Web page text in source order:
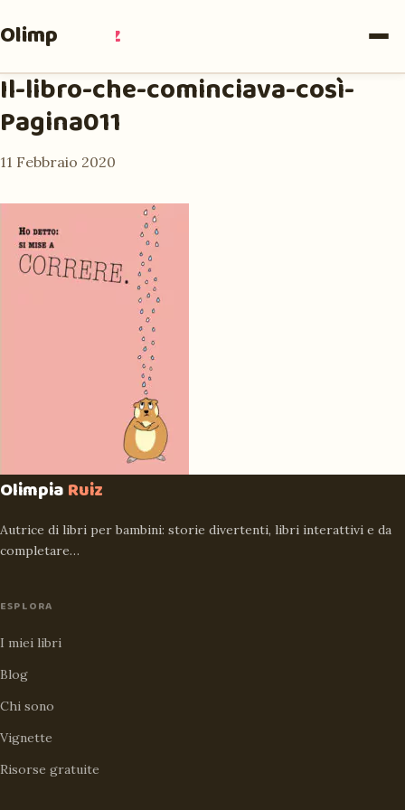
Olimpia Ruiz
Il-libro-che-cominciava-così-
Pagina011
11 Febbraio 2020
OlimpiaRuiz
Autrice di libri per bambini: storie divertenti, libri interattivi e da
completare…
ESPLORA
I miei libri
Blog
Chi sono
Vignette
Risorse gratuite